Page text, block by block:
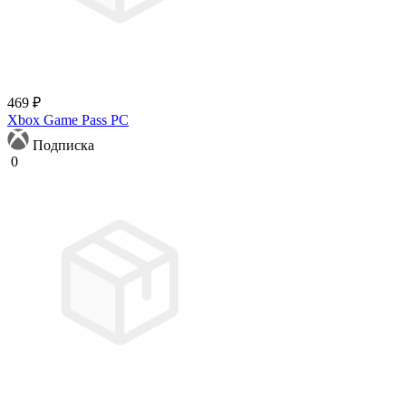
469 ₽
Xbox Game Pass PC
Подписка
0